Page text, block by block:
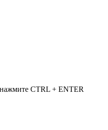
CTRL + ENTER